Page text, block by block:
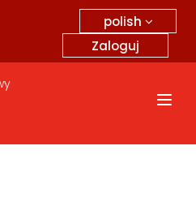
polish
Zaloguj